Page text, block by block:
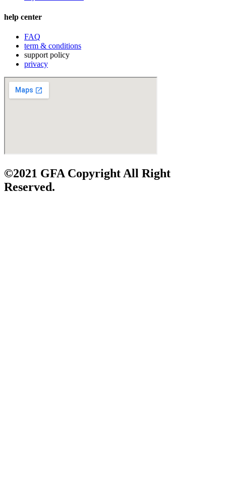
help center
FAQ
term & conditions
support policy
privacy
©2021 GFA Copyright All Right
Reserved.